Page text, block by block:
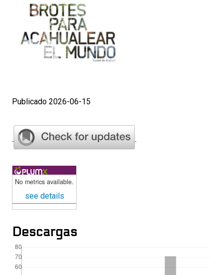
Publicado 2026-06-15
No metrics available.
see details
Descargas